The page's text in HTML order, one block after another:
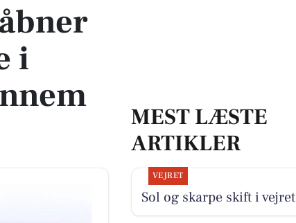
i
MEST LÆSTE
ARTIKLER
VEJRET
Sol og skarpe skift i vejret